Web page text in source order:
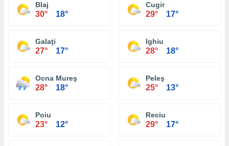
Blaj
30° 18°
Cugir
29° 17°
Galaţi
27° 17°
Ighiu
28° 18°
Ocna Mureş
28° 18°
Peleş
25° 13°
Poiu
23° 12°
Reciu
29° 17°